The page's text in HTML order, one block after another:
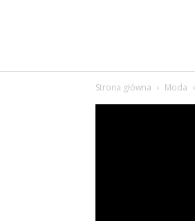
Strona główna Moda